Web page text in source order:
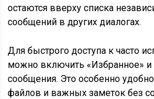
остаются вверху списка
сообщений в других диалогах.
Для быстрого доступа к часто
можно включить «Избранное» и
сообщения. Это особенно
файлов и важных заметок без